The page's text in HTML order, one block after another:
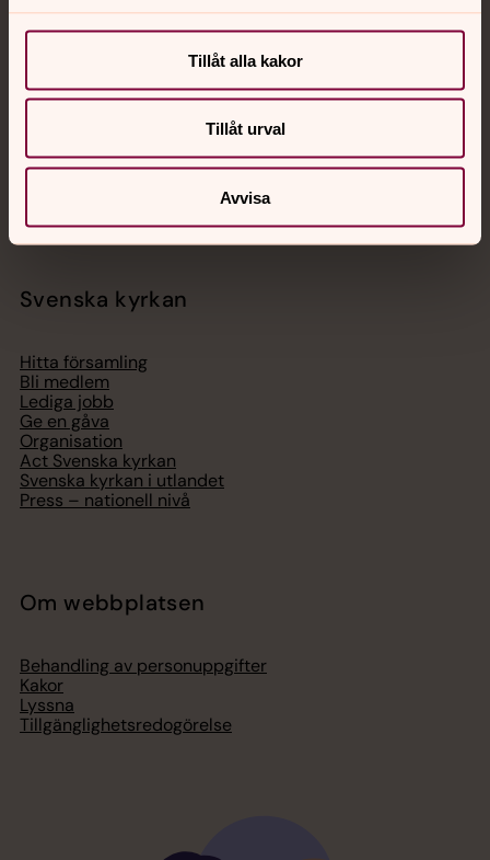
Tillåt alla kakor
Tillåt urval
Avvisa
Akut samtals- och krisstöd. Prata eller chatta anonymt
med en präst på kvällar och nätter.
Digitalt brev
Svenska kyrkan
Hitta församling
Bli medlem
Lediga jobb
Ge en gåva
Organisation
Act Svenska kyrkan
Svenska kyrkan i utlandet
Press – nationell nivå
Om webbplatsen
Behandling av personuppgifter
Kakor
Lyssna
Tillgänglighetsredogörelse